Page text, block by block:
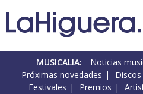
MUSICALIA: Noticias
Próximas novedades
Festivales
Premios